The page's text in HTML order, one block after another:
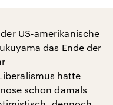
US-amerikanische
das Ende der
hatte
schon damals